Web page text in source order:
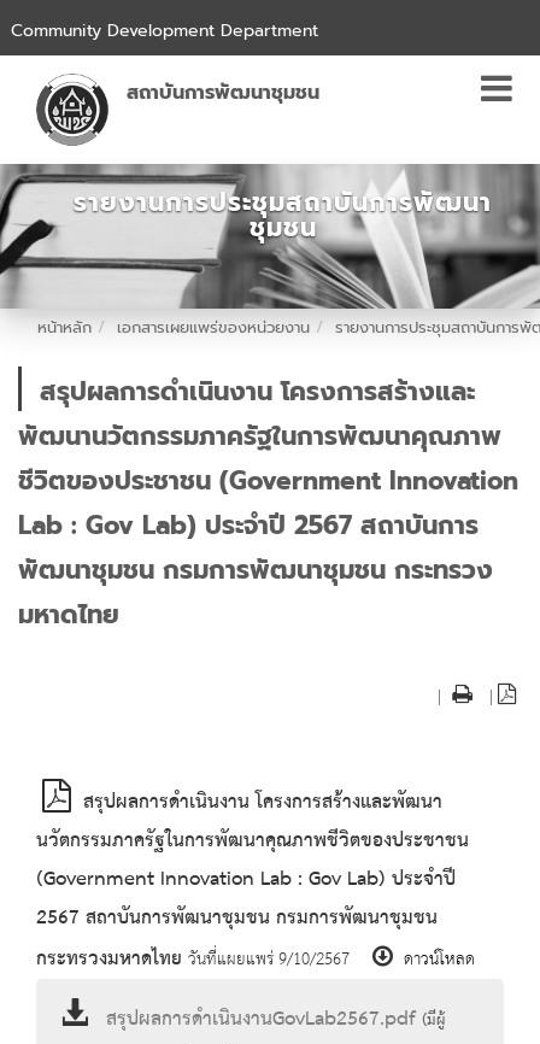
Community Development Department
สถาบันการพัฒนาชุมชน
รายงานการประชุมสถาบันการพัฒนา
ชุมชน
หน้าหลัก เอกสารเผยแพร่ของหน่วยงาน รายงานการประชุมสถาบันการ
สรุปผลการดำเนินงาน โครงการสร้างและ
พัฒนานวัตกรรมภาครัฐในการพัฒนาคุณภาพ
ชีวิตของประชาชน (Government Innovation
Lab : Gov Lab) ประจำปี 2567 สถาบันการ
พัฒนาชุมชน กรมการพัฒนาชุมชน กระทรวง
มหาดไทย
| |
สรุปผลการดำเนินงาน โครงการสร้างและพัฒนา
นวัตกรรมภาครัฐในการพัฒนาคุณภาพชีวิตของประชาชน
(Government Innovation Lab : Gov Lab) ประจำปี
2567 สถาบันการพัฒนาชุมชน กรมการพัฒนาชุมชน
กระทรวงมหาดไทย วันที่แผยแพร่ 9/10/2567 ดาวน์โหลด
สรุปผลการดำเนินงานGovLab2567.pdf(มีผู้